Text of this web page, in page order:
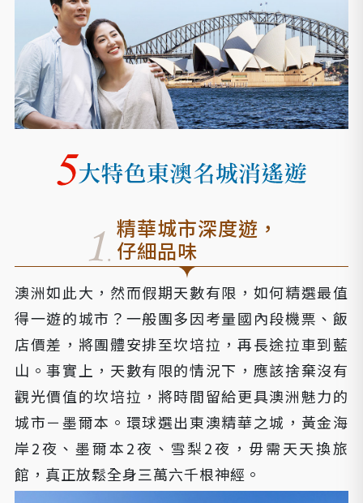
精華城市深度遊，
仔細品味
澳洲如此大，然而假期天數有限，如何精選最值
得一遊的城市？一般團多因考量國內段機票、飯
店價差，將團體安排至坎培拉，再長途拉車到藍
山。事實上，天數有限的情況下，應該捨棄沒有
觀光價值的坎培拉，將時間留給更具澳洲魅力的
城市－墨爾本。環球選出東澳精華之城，黃金海
岸2夜、墨爾本2夜、雪梨2夜，毋需天天換旅
館，真正放鬆全身三萬六千根神經。